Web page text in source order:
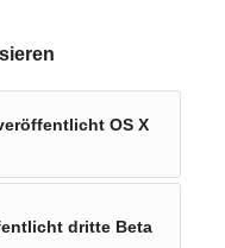
OS X
dritte Beta